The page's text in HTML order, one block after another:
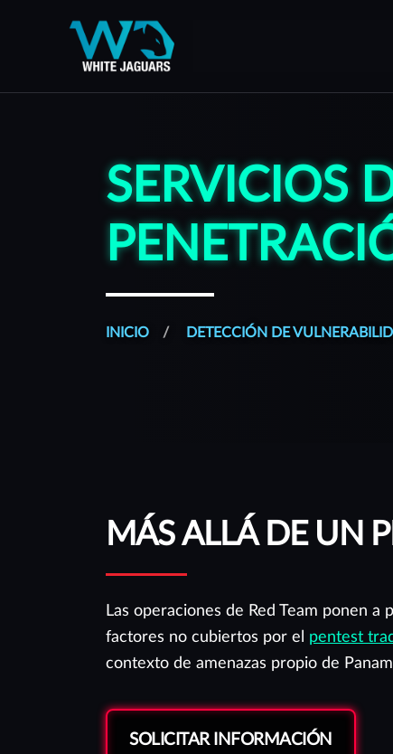
SERVICIOS
INICIO DETECCIÓN DE
MÁS ALLÁ DE UN
Las operaciones de Red Team ponen
factores no cubiertos por el pentest
contexto de amenazas propio de
SOLICITAR INFORMACIÓN